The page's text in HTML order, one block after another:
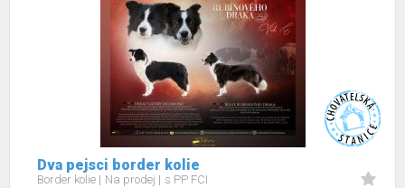
Dva pejsci border kolie
Border kolie Na prodej s PP FCI